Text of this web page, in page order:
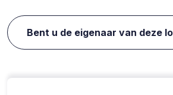
Bent u de eigenaar van deze